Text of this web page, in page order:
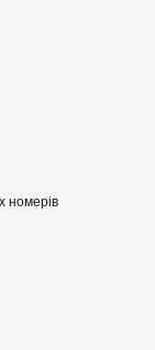
номерів